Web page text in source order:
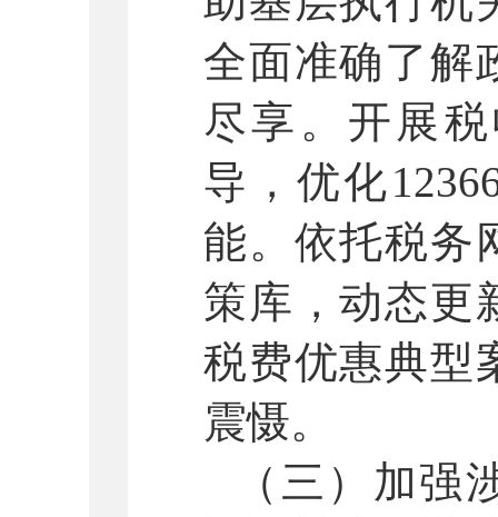
全面准确了解
尽享。开展
导，优化
能。依托税务
策库，动态更
税费优惠典型
震慑。
（三）加强